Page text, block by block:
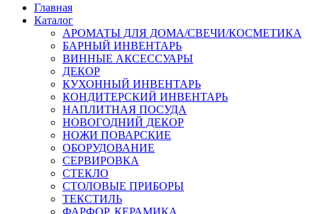
Главная
Каталог
АРОМАТЫ ДЛЯ ДОМА/СВЕЧИ/КОСМЕТИКА
БАРНЫЙ ИНВЕНТАРЬ
ВИННЫЕ АКСЕССУАРЫ
ДЕКОР
КУХОННЫЙ ИНВЕНТАРЬ
КОНДИТЕРСКИЙ ИНВЕНТАРЬ
НАПЛИТНАЯ ПОСУДА
НОВОГОДНИЙ ДЕКОР
НОЖИ ПОВАРСКИЕ
ОБОРУДОВАНИЕ
СЕРВИРОВКА
СТЕКЛО
СТОЛОВЫЕ ПРИБОРЫ
ТЕКСТИЛЬ
ФАРФОР, КЕРАМИКА